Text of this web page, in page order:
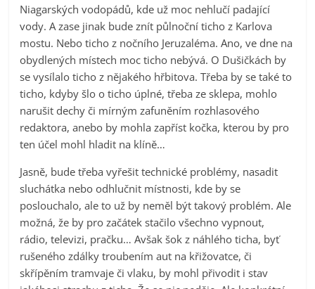
Niagarských vodopádů, kde už moc nehlučí padající
vody. A zase jinak bude znít půlnoční ticho z Karlova
mostu. Nebo ticho z nočního Jeruzaléma. Ano, ve dne na
obydlených místech moc ticho nebývá. O Dušičkách by
se vysílalo ticho z nějakého hřbitova. Třeba by se také to
ticho, kdyby šlo o ticho úplné, třeba ze sklepa, mohlo
narušit dechy či mírným zafuněním rozhlasového
redaktora, anebo by mohla zapříst kočka, kterou by pro
ten účel mohl hladit na klíně…
Jasně, bude třeba vyřešit technické problémy, nasadit
sluchátka nebo odhlučnit místnosti, kde by se
poslouchalo, ale to už by neměl být takový problém. Ale
možná, že by pro začátek stačilo všechno vypnout,
rádio, televizi, pračku… Avšak šok z náhlého ticha, byť
rušeného zdálky troubením aut na křižovatce, či
skřípěním tramvaje či vlaku, by mohl přivodit i stav